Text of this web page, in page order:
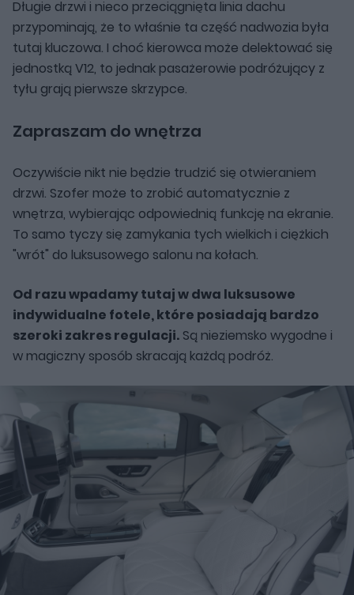
Długie drzwi i nieco przeciągnięta linia dachu
przypominają, że to właśnie ta część nadwozia była
tutaj kluczowa. I choć kierowca może delektować się
jednostką V12, to jednak pasażerowie podróżujący z
tyłu grają pierwsze skrzypce.
Zapraszam do wnętrza
Oczywiście nikt nie będzie trudzić się otwieraniem
drzwi. Szofer może to zrobić automatycznie z
wnętrza, wybierając odpowiednią funkcję na ekranie.
To samo tyczy się zamykania tych wielkich i ciężkich
"wrót" do luksusowego salonu na kołach.
Od razu wpadamy tutaj w dwa luksusowe
indywidualne fotele, które posiadają bardzo
szeroki zakres regulacji. Są nieziemsko wygodne i
w magiczny sposób skracają każdą podróż.